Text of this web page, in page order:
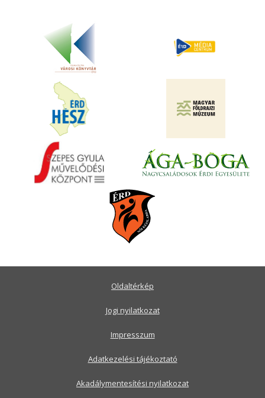
Oldaltérkép
Jogi nyilatkozat
Impresszum
Adatkezelési tájékoztató
Akadálymentesítési nyilatkozat